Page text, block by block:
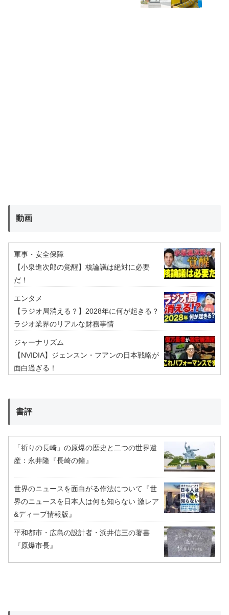
動画
軍事・安全保障
【小泉進次郎の覚醒】核論議は絶対に必要
だ！
エンタメ
【ラジオ局消える？】2028年に何が起きる？
ラジオ業界のリアルな財務事情
ジャーナリズム
【NVIDIA】ジェンスン・フアンの日本戦略が
面白過ぎる！
書評
「祈りの長崎」の原爆の歴史と二つの世界遺
産：永井隆『長崎の鐘』
世界のニュースを面白がる作法について『世
界のニュースを日本人は何も知らない 激レア
&ディープ情報版』
平和都市・広島の設計者・浜井信三の著書
『原爆市長』